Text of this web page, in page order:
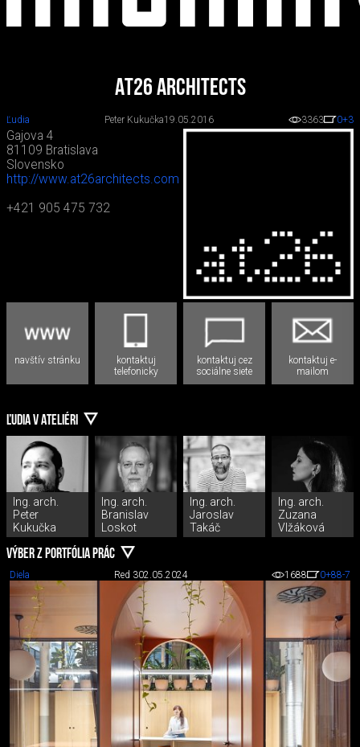
AT26 architects
Ľudia Peter Kukučka19.05.2016 3363 0+3
Gajova 4
81109 Bratislava
Slovensko
http://www.at26architects.com
+421 905 475 732
navštív stránku
kontaktuj
telefonicky
kontaktuj cez
sociálne siete
kontaktuj e-
mailom
ĽUDIA V ATELIÉRI
Ing. arch.
Peter
Kukučka
Ing. arch.
Branislav
Loskot
Ing. arch.
Jaroslav
Takáč
Ing. arch.
Zuzana
Vlžáková
VÝBER Z PORTFÓLIA PRÁC
Diela Red 302.05.2024 1688 0+88-7